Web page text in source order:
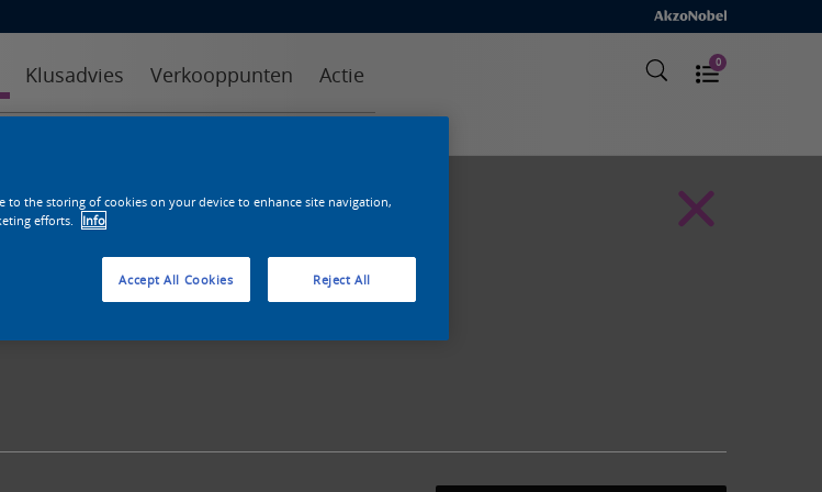
Klusadvies Verkooppunten Actie 0
to the storing of cookies on your device to enhance site navigation,
efforts.
Info
Reject All
Accept All Cookies